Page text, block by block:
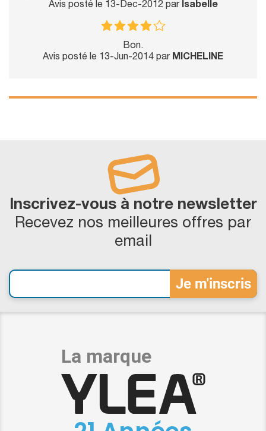
Avis posté le 13-Dec-2012 par Isabelle
Bon.
Avis posté le 13-Jun-2014 par MICHELINE
Inscrivez-vous à notre newsletter
Recevez nos meilleures offres par
email